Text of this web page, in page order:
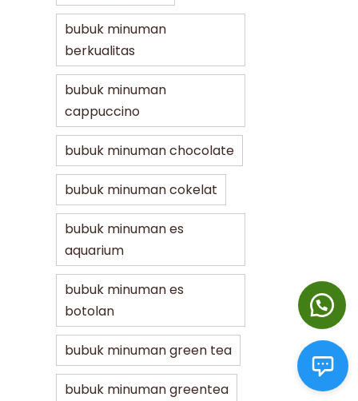
bubuk minuman
berkualitas
bubuk minuman
cappuccino
bubuk minuman chocolate
bubuk minuman cokelat
bubuk minuman es
aquarium
bubuk minuman es
botolan
bubuk minuman green tea
bubuk minuman greentea